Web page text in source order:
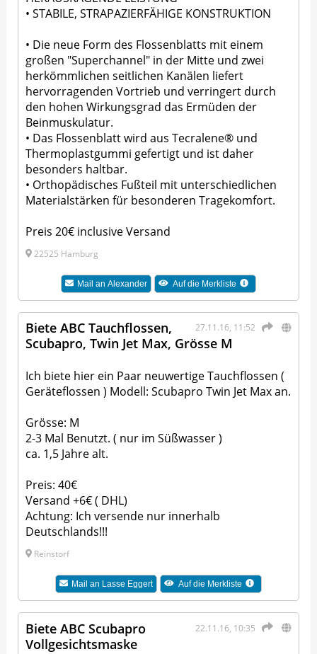
• STABILE, STRAPAZIERFÄHIGE KONSTRUKTION
• Die neue Form des Flossenblatts mit einem
großen "Superchannel" in der Mitte und zwei
herkömmlichen seitlichen Kanälen liefert
hervorragenden Vortrieb und verringert durch
den hohen Wirkungsgrad das Ermüden der
Beinmuskulatur.
• Das Flossenblatt wird aus Tecralene® und
Thermoplastgummi gefertigt und ist daher
besonders haltbar.
• Orthopädisches Fußteil mit unterschiedlichen
Materialstärken für besonderen Tragekomfort.
Preis 20€ inclusive Versand
22525 Hamburg
Mail anAlexander Auf die Merkliste
27.11.16, 11:52
Biete ABC Tauchflossen,
Scubapro, Twin Jet Max, Grösse M
Ich biete hier ein Paar neuwertige Tauchflossen (
Geräteflossen ) Modell: Scubapro Twin Jet Max an.
Grösse: M
2-3 Mal Benutzt. ( nur im Süßwasser )
ca. 1,5 Jahre alt.
Preis: 40€
Versand +6€ ( DHL)
Achtung: Ich versende nur innerhalb
Deutschlands!!!
Reinstorf
Mail an Lasse Eggert Auf die Merkliste
22.11.16, 10:35
Biete ABC Scubapro
Vollgesichtsmaske